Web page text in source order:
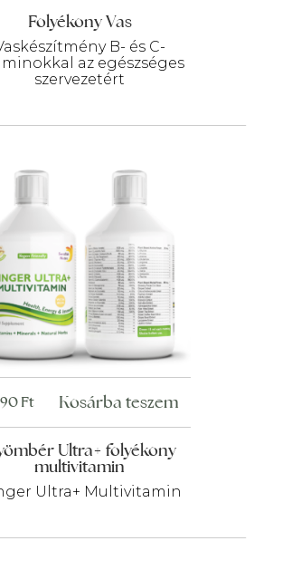
Folyékony Vas
B- és C-
az egészséges
szervezetért
Ultra+ folyékony
multivitamin
Ultra+ Multivitamin
Ft Kosárba teszem